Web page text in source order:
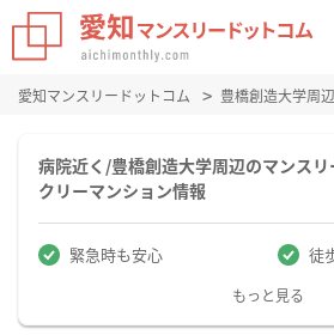
愛知マンスリードットコム 豊橋創造大学周辺
病院近く/豊橋創造大学周辺のマンス
クリーマンション情報
緊急時も安心 徒
もっと見る